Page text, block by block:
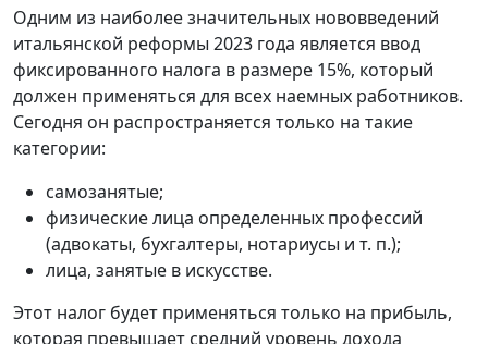
Одним из наиболее значительных нововведений
итальянской реформы 2023 года является ввод
фиксированного налога в размере 15%, который
должен применяться для всех наемных работников.
Сегодня он распространяется только на такие
категории:
самозанятые;
физические лица определенных профессий
(адвокаты, бухгалтеры, нотариусы и т. п.);
лица, занятые в искусстве.
Этот налог будет применяться только на прибыль,
которая превышает средний уровень дохода